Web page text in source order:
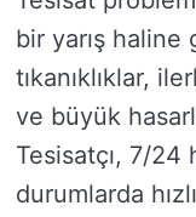
bir yarış haline
tıkanıklıklar,
ve büyük
Tesisatçı, 7/
durumlarda